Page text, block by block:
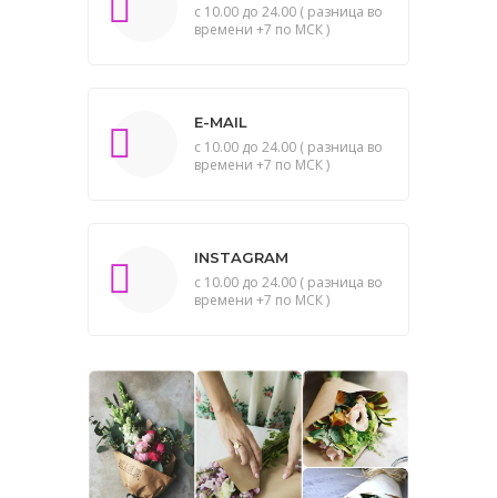
с 10.00 до 24.00 ( разница во
времени +7 по МСК )
E-MAIL
с 10.00 до 24.00 ( разница во
времени +7 по МСК )
INSTAGRAM
с 10.00 до 24.00 ( разница во
времени +7 по МСК )